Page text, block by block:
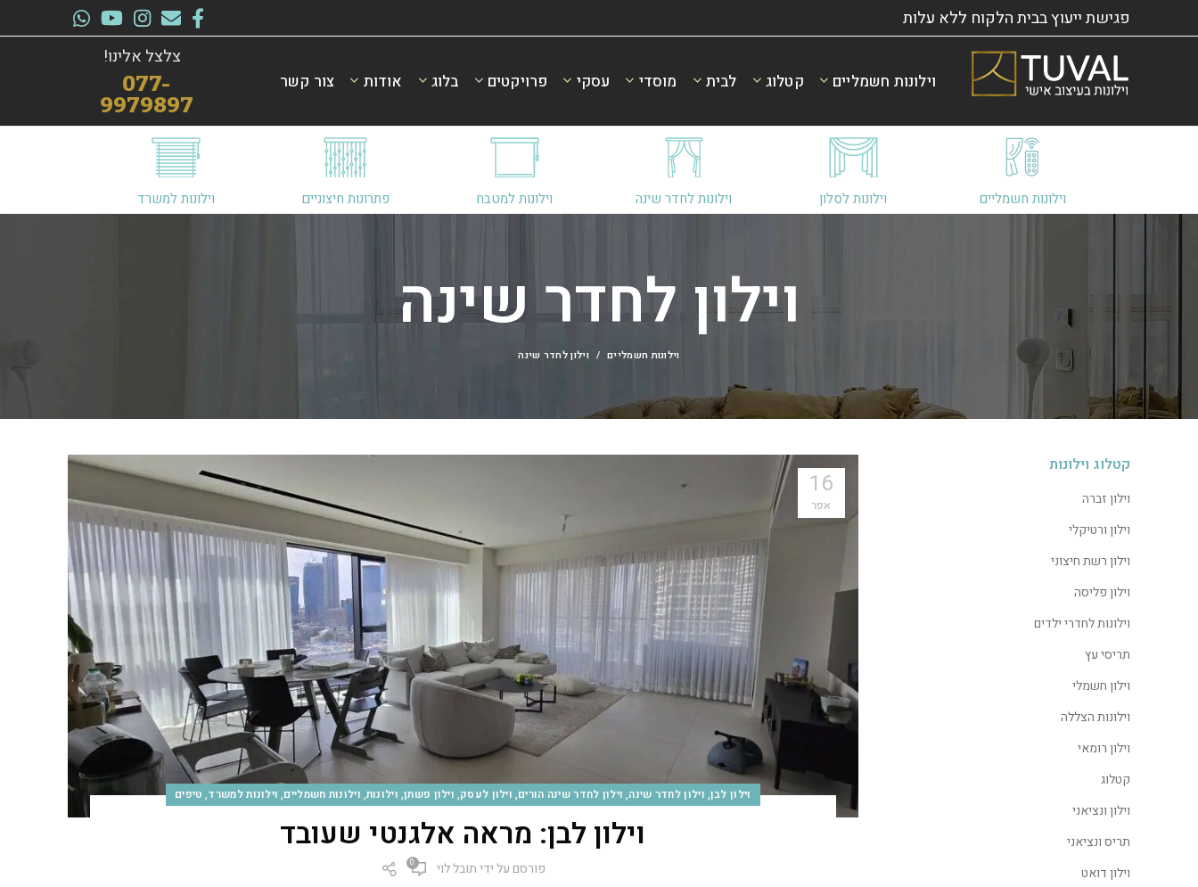
פגישת ייעוץ בבית הלקוח ללא עלות
וילונות חשמליים קטלוג לבית מוסדי עסקי פרויקטים בלוג אודות צור קשר
צלצל אלינו!
077-
9979897
וילונות חשמליים וילונות לסלון וילונות לחדר שינה וילונות למטבח פתרונות חיצוניים וילונות למשרד
וילון לחדר שינה
וילונות חשמליים וילון לחדר שינה
16
אפר
וילון לבן, וילון לחדר שינה, וילון לחדר שינה הורים, וילון לעסק, וילון פשתן, וילונות, וילונות חשמליים, וילונות למשרד, טיפים
וילון לבן: מראה אלגנטי שעובד
פורסם על ידיתובל לוי 0
קטלוג וילונות
וילון זברה
וילון ורטיקלי
וילון רשת חיצוני
וילון פליסה
וילונות לחדרי ילדים
תריסי עץ
וילון חשמלי
וילונות הצללה
וילון רומאי
קטלוג
וילון ונציאני
תריס ונציאני
וילון דואט